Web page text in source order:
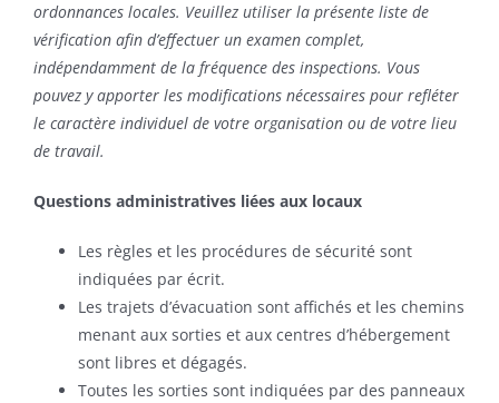
ordonnances locales. Veuillez utiliser la présente liste de
vérification afin d’effectuer un examen complet,
indépendamment de la fréquence des inspections. Vous
pouvez y apporter les modifications nécessaires pour refléter
le caractère individuel de votre organisation ou de votre lieu
de travail.
Questions administratives liées aux locaux
Les règles et les procédures de sécurité sont
indiquées par écrit.
Les trajets d’évacuation sont affichés et les chemins
menant aux sorties et aux centres d’hébergement
sont libres et dégagés.
Toutes les sorties sont indiquées par des panneaux